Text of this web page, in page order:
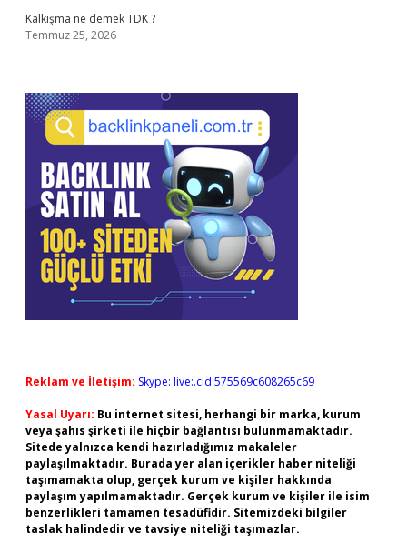
Kalkışma ne demek TDK ?
Temmuz 25, 2026
Reklam ve İletişim: Skype: live:.cid.575569c608265c69
Yasal Uyarı: Bu internet sitesi, herhangi bir marka, kurum
veya şahıs şirketi ile hiçbir bağlantısı bulunmamaktadır.
Sitede yalnızca kendi hazırladığımız makaleler
paylaşılmaktadır. Burada yer alan içerikler haber niteliği
taşımamakta olup, gerçek kurum ve kişiler hakkında
paylaşım yapılmamaktadır. Gerçek kurum ve kişiler ile isim
benzerlikleri tamamen tesadüfidir. Sitemizdeki bilgiler
taslak halindedir ve tavsiye niteliği taşımazlar.